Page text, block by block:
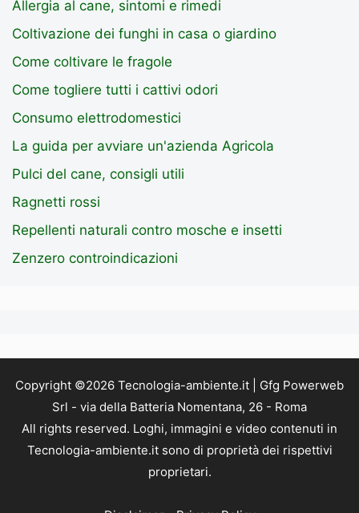
Allergia al cane, sintomi e rimedi
Coltivazione dei funghi in casa o giardino
Come coltivare le fragole
Come togliere tutti i cattivi odori
Consumo elettrodomestici
La guida per avviare un'azienda Agricola
Pulci del cane, consigli utili
Ragnetti rossi
Repellenti naturali contro mosche e insetti
Zenzero controindicazioni
Copyright ©2026 Tecnologia-ambiente.it | Gfg Powerweb
Srl - via della Batteria Nomentana, 26 - Roma
All rights reserved. Loghi, immagini e video contenuti in
Tecnologia-ambiente.it sono di proprietà dei rispettivi
proprietari.